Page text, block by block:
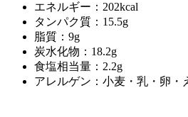
エネルギー：202kcal
タンパク質：15.5g
脂質：9g
炭水化物：18.2g
食塩相当量：2.2g
アレルゲン：小麦・乳・卵・